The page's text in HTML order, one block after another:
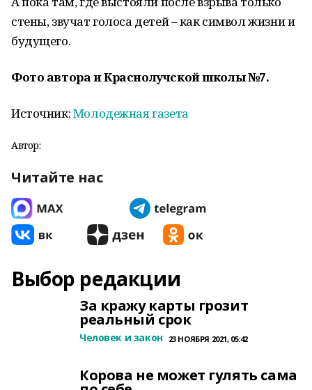
стены, звучат голоса детей – как символ жизни и
будущего.
Фото автора и Краснолучской школы №7.
Источник:Молодежная газета
Автор:
Читайте нас
Выбор редакции
За кражу карты грозит
реальный срок
Человек и закон 23 НОЯБРЯ 2021, 05:42
Корова не может гулять сама